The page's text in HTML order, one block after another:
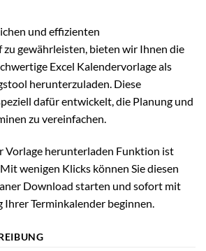
und effizienten
gewährleisten, bieten wir Ihnen die
Excel Kalendervorlage als
herunterzuladen. Diese
dafür entwickelt, die Planung und
zu vereinfachen.
Vorlage herunterladen Funktion ist
wenigen Klicks können Sie diesen
Download starten und sofort mit
Ihrer Terminkalender beginnen.